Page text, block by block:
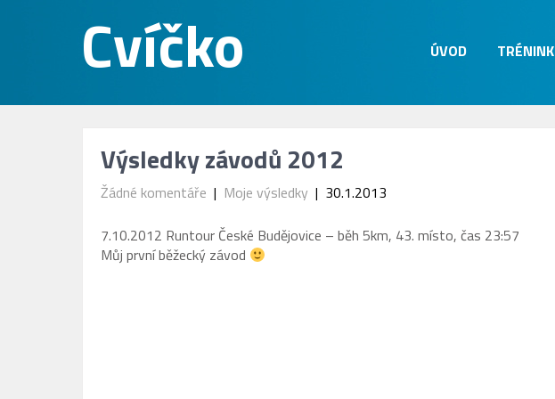
ÚVOD TRÉNINK
Výsledky závodů 2012
Žádné komentáře | Moje výsledky | 30.1.2013
7.10.2012 Runtour České Budějovice – běh 5km, 43. místo, čas 23:57
Můj první běžecký závod